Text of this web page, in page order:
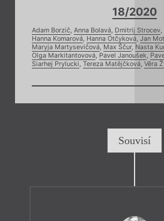
18/2020
Adam Borzič, Anna Bolavá, Dmitrij Strocev,
Hanna Komarová, Hanna Otčyková, Jan
Maryja Martysevičová, Max Ščur, Nasta
Olga Markitantovová, Pavel Janoušek,
Siarhej Prylucki, Tereza Matějčková, Věra
Souvisí